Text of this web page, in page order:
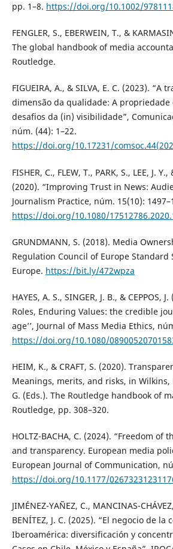
pp. 1–8. https://doi.org/10.1002/
FENGLER, S., EBERWEIN, T., &
The global handbook of media
Routledge.
FIGUEIRA, A., & SILVA, E. C. (2023). “A
dimensão da qualidade: A propriedade
desafios da (in) visibilidade”,
núm. (44): 1–22.
https://doi.org/10.17231/
FISHER, C., FLEW, T., PARK, S., LEE, J. Y.,
(2020). “Improving Trust in News:
Journalism Practice, núm. 15(10):
https://doi.org/10.1080/
GRUNDMANN, S. (2018). Media
Regulation Council of Europe Standard
Europe. https://bit.ly/472wpza
HAYES, A. S., SINGER, J. B., & CEPPOS,
Roles, Enduring Values: the credible
age’’, Journal of Mass Media Ethics,
https://doi.org/10.1080/
HEIM, K., & CRAFT, S. (2020).
Meanings, merits, and risks, in Wilkins,
G. (Eds.). The Routledge handbook of
Routledge, pp. 308–320.
HOLTZ-BACHA, C. (2024). “Freedom of
and transparency. European media
European Journal of Communication,
https://doi.org/10.1177/
JIMÉNEZ-YAÑEZ, C., MANCINAS-
BENÍTEZ, J. C. (2025). “El negocio de la
Iberoamérica: diversificación y